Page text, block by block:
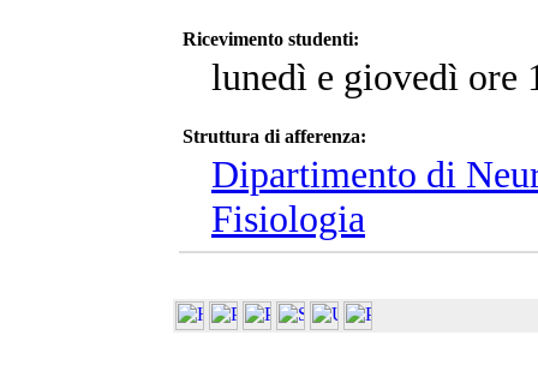
Ricevimento studenti:
lunedì e giovedì ore
Struttura di afferenza:
Dipartimento di
Fisiologia